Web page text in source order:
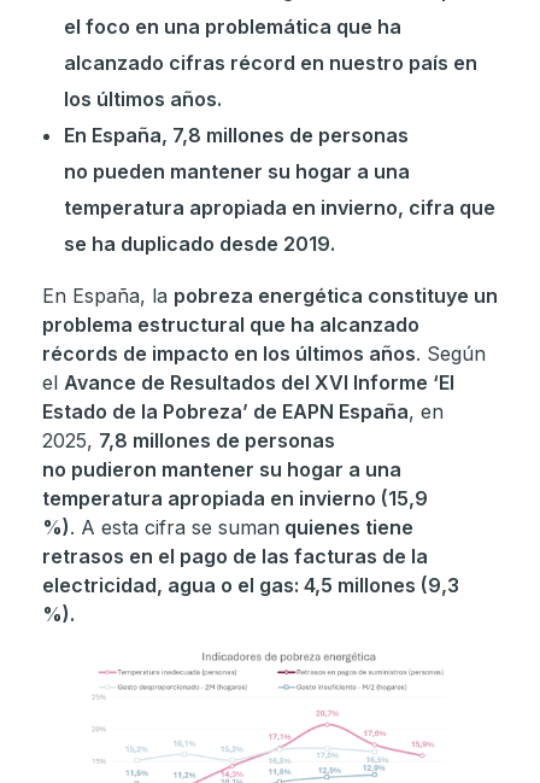
el foco en una problemática que ha
alcanzado cifras récord en nuestro país en
los últimos años.
En España, 7,8 millones de personas
no pueden mantener su hogar a una
temperatura apropiada en invierno, cifra que
se ha duplicado desde 2019.
En España, la pobreza energética constituye un
problema estructural que ha alcanzado
récords de impacto en los últimos años. Según
el Avance de Resultados del XVI Informe ‘El
Estado de la Pobreza’ de EAPN España, en
2025, 7,8 millones de personas
no pudieron mantener su hogar a una
temperatura apropiada en invierno (15,9
%). A esta cifra se suman quienes tiene
retrasos en el pago de las facturas de la
electricidad, agua o el gas: 4,5 millones (9,3
%).